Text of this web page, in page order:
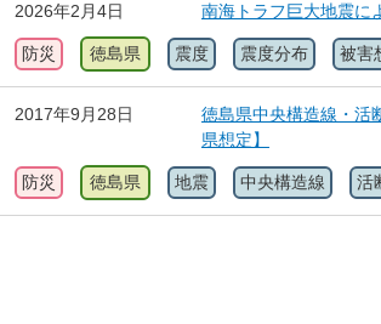
2026年2月4日
南海トラフ巨大地震に
防災 徳島県 震度 震度分布 被害
2017年9月28日
徳島県中央構造線・
県想定】
防災 徳島県 地震 中央構造線 活